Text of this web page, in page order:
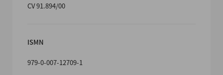
CV 91.894/00
ISMN
979-0-007-12709-1